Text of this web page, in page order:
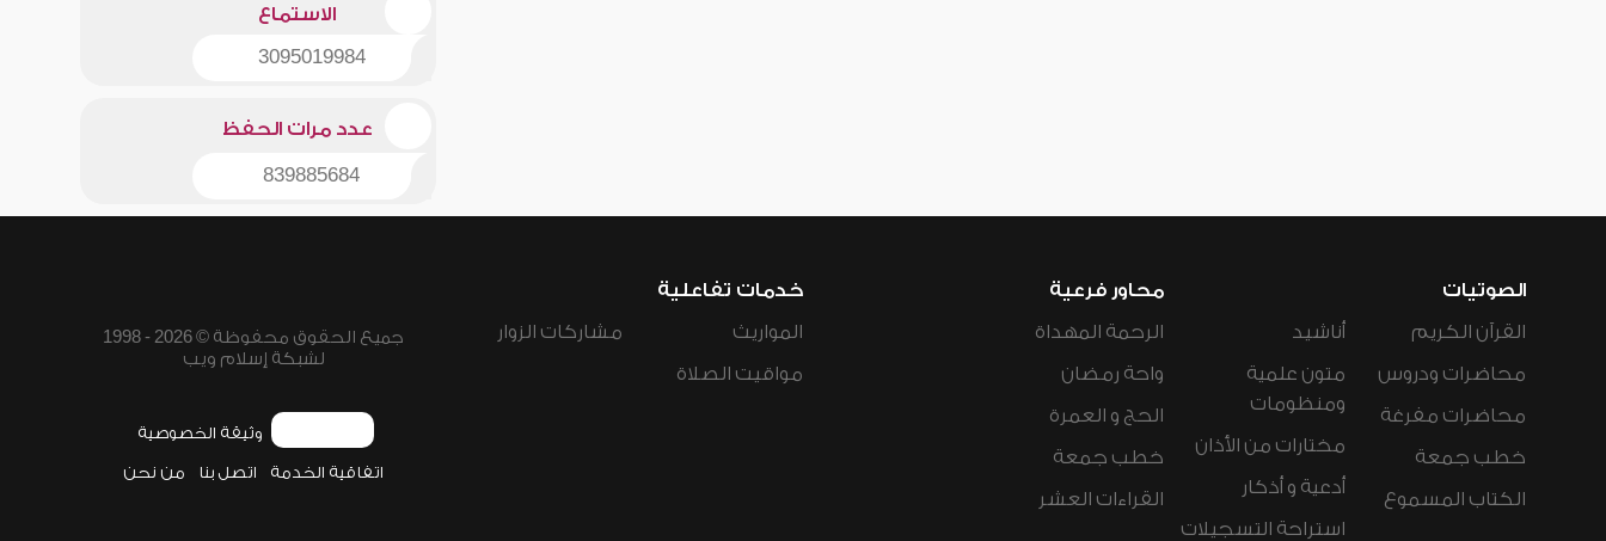
الاستماع
3095019984
عدد مرات الحفظ
839885684
الصوتيات
القرآن الكريم
محاضرات ودروس
محاضرات مفرغة
خطب جمعة
الكتاب المسموع
أناشيد
متون علمية
ومنظومات
مختارات من الأذان
أدعية و أذكار
استراحة التسجيلات
محاور فرعية
الرحمة المهداة
واحة رمضان
الحج و العمرة
خطب جمعة
القراءات العشر
خدمات تفاعلية
المواريث
مواقيت الصلاة
مشاركات الزوار
جميع الحقوق محفوظة © 2026 - 1998
لشبكة إسلام ويب
وثيقة الخصوصية
اتفاقية الخدمة اتصل بنا من نحن